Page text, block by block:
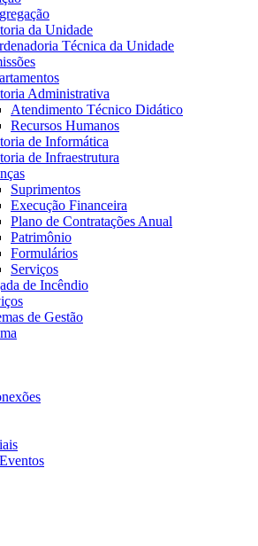
da Unidade
Técnica da Unidade
Administrativa
Atendimento Técnico Didático
Recursos Humanos
de Informática
de Infraestrutura
Suprimentos
Execução Financeira
Plano de Contratações Anual
Patrimônio
Formulários
Serviços
de Incêndio
de Gestão